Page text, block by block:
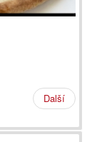
Další